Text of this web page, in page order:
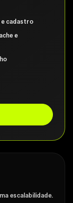
e cadastro
e
escalabilidade.